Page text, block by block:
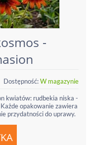
-
Dostępność:W magazynie
kwiatów: rudbekia niska -
opakowanie zawiera
przydatności do uprawy.